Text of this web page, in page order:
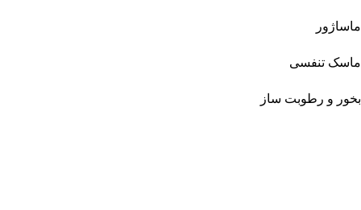
ماساژور
ماسک تنفسی
بخور و رطوبت ساز